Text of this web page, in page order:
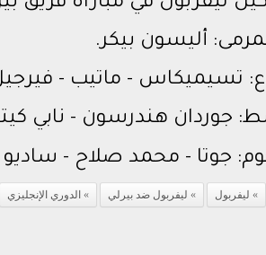
أليسون بيكر.
تسيميكاس - ماتيب -
جوردان هندرسون - نابي
جوتا - محمد صلاح - ساديو
ليفربول ليفربول ضد بيرلي الدوري الإنجليزي